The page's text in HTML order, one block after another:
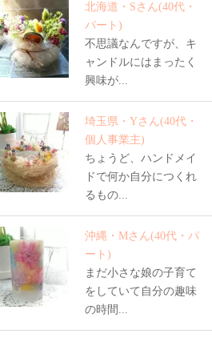
北海道・Sさん(40代・
パート)
不思議なんですが、キ
ャンドルにはまったく
興味が...
埼玉県・Yさん(40代・
個人事業主)
ちょうど、ハンドメイ
ドで何か自分につくれ
るもの...
沖縄・Mさん(40代・パ
ート)
まだ小さな娘の子育て
をしていて自分の趣味
の時間...